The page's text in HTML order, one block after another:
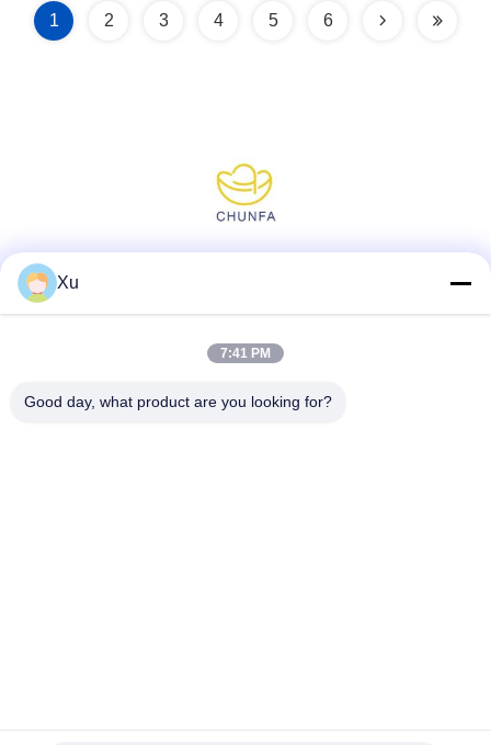
1 2 3 4 5 6
Xu
7:41 PM
Good day, what product are you looking for?